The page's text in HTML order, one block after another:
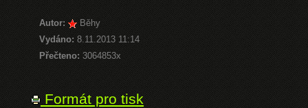
Autor:
Běhy
Vydáno: 8.11.2013 11:14
Přečteno: 3064853x
Formát pro tisk